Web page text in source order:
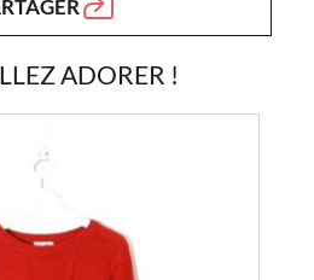
ADORER !